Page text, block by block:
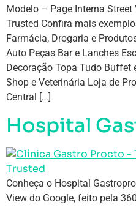
Modelo – Page Interna
Trusted Confira mais
Farmácia, Drogaria e
Auto Peças Bar e Lanches
Decoração Topa Tudo Buffet
Shop e Veterinária Loja de
Central […]
Hospital
Conheça o Hospital
View do Google, feito pela